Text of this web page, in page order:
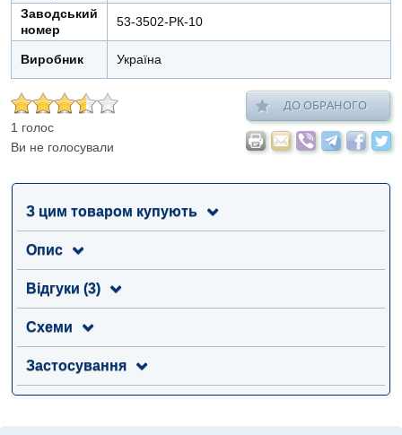
Заводський
номер
53-3502-РК-10
Виробник Україна
1 голос
Ви не голосували
ДО ОБРАНОГО
З цим товаром купують
Опис
Відгуки (3)
Схеми
Застосування